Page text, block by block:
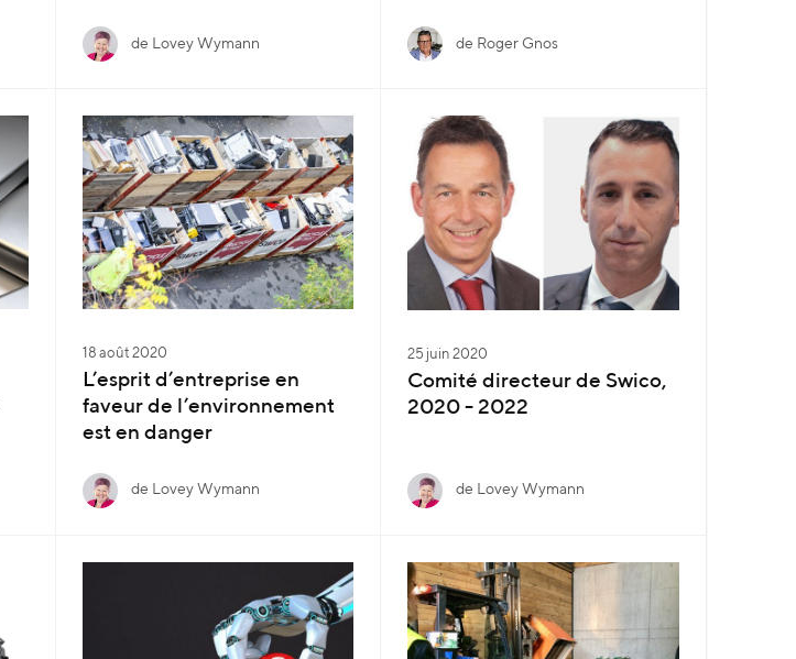
de Lovey Wymann de Roger Gnos
18 août 2020
L’esprit d’entreprise en
faveur de l’environnement
est en danger
de Lovey Wymann
25 juin 2020
Comité directeur de Swico,
2020 - 2022
de Lovey Wymann